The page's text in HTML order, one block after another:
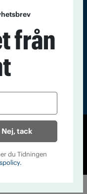
från
Nej, tack
du Tidningen